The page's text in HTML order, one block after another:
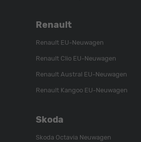
Renault
Renault EU-Neuwagen
Renault Clio EU-Neuwagen
Renault Austral EU-Neuwagen
Renault Kangoo EU-Neuwagen
Skoda
Skoda Octavia Neuwagen